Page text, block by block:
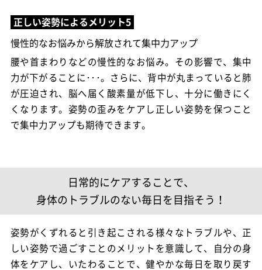
慢性的なお悩みから解放されて集中力アップ
腰や首まわりなどの慢性的なお悩み。その影響で、集中
力が下がることに･･･。さらに、背中が丸まっていると肺
が圧迫され、脳へ届く酸素量が低下し、十分に働きにく
くなります。姿勢の歪みをケアし正しい姿勢を保つこと
で集中力アップも期待できます。
日常的にケアすることで、
身体のトラブルのない毎日を目指そう！
姿勢がくずれると引き起こされる様々なトラブルや、正
しい姿勢で過ごすことのメリットを意識して、自分の身
体をケアし、いたわることで、健やかな毎日を取り戻す